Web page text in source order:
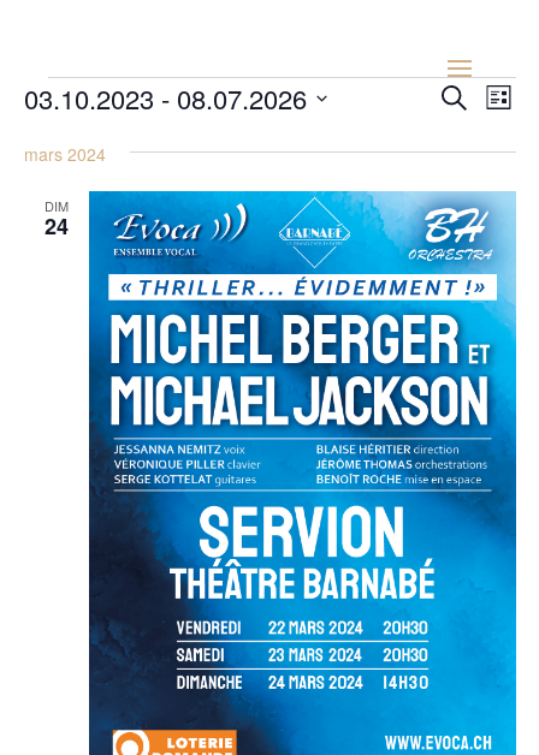
Évènements
de
vues
Recherche
de
Liste
03.10.2023 - 08.07.2026
une
mars 2024
DIM
24